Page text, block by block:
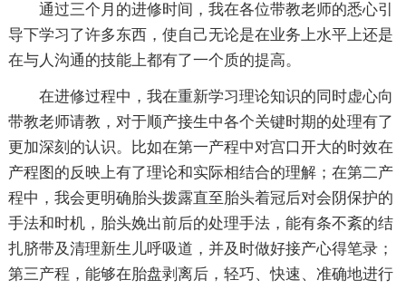
通过三个月的进修时间，我在各位带教老师的悉心引
导下学习了许多东西，使自己无论是在业务上水平上还是
在与人沟通的技能上都有了一个质的提高。
在进修过程中，我在重新学习理论知识的同时虚心向
带教老师请教，对于顺产接生中各个关键时期的处理有了
更加深刻的认识。比如在第一产程中对宫口开大的时效在
产程图的反映上有了理论和实际相结合的理解；在第二产
程中，我会更明确胎头拨露直至胎头着冠后对会阴保护的
手法和时机，胎头娩出前后的处理手法，能有条不紊的结
扎脐带及清理新生儿呼吸道，并及时做好接产心得笔录；
第三产程，能够在胎盘剥离后，轻巧、快速、准确地进行